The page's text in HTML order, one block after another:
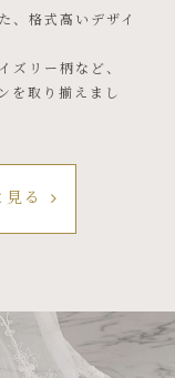
、格式高いデザイ
ズリー柄など、
を取り揃えまし
る